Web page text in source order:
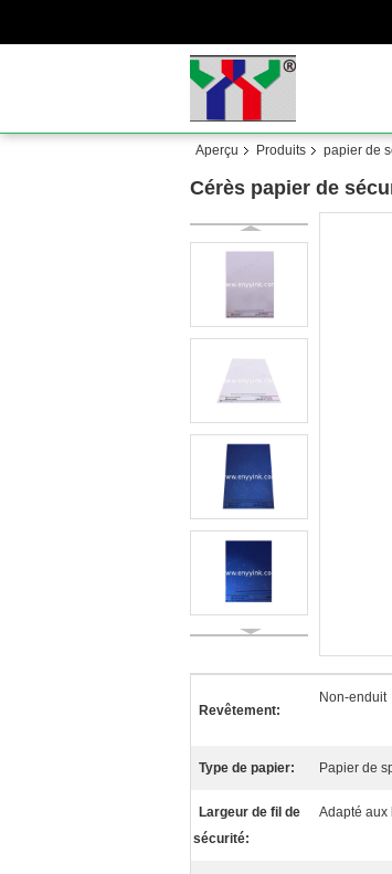
Aperçu Produits papier de
Cérès papier de
Revêtement:
Non-enduit
Type de papier: Papier de
Largeur de fil de
sécurité:
Adapté aux